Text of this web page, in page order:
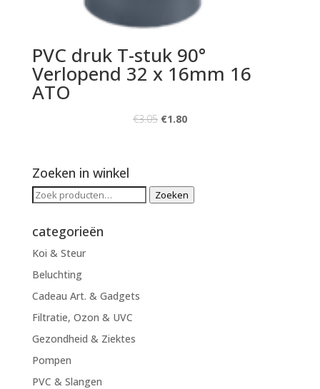
PVC druk T-stuk 90°
Verlopend 32 x 16mm 16
ATO
€3.05 €1.80
Zoeken in winkel
Zoeken
Zoeken
categorieën
Koi & Steur
Beluchting
Cadeau Art. & Gadgets
Filtratie, Ozon & UVC
Gezondheid & Ziektes
Pompen
PVC & Slangen